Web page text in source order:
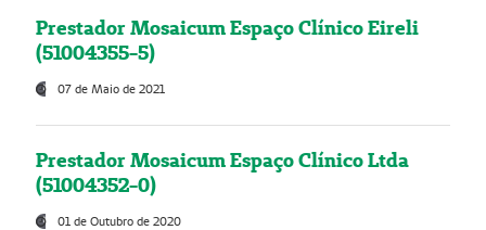
Prestador Mosaicum Espaço Clínico Eireli
(51004355-5)
07 de Maio de 2021
Prestador Mosaicum Espaço Clínico Ltda
(51004352-0)
01 de Outubro de 2020